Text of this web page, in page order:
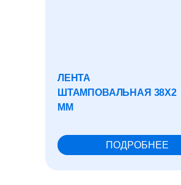
ЛЕНТА
ШТАМПОВАЛЬНАЯ 38X2
ММ
ПОДРОБНЕЕ